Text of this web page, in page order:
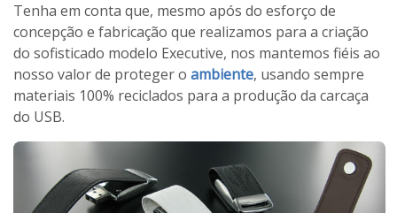
Tenha em conta que, mesmo após do esforço de
concepção e fabricação que realizamos para a criação
do sofisticado modelo Executive, nos mantemos fiéis ao
nosso valorde proteger o ambiente, usando sempre
materiais 100% reciclados para a produção da carcaça
do USB.